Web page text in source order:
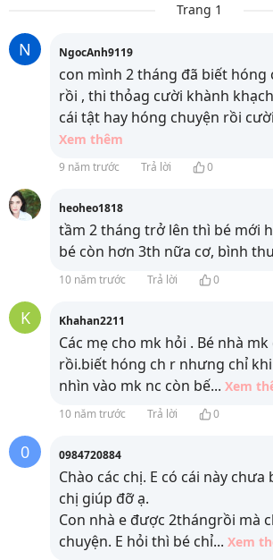
Trang 1
N NgocAnh9119
con mình 2 tháng đã biết hóng
rồi , thi thỏag cười khành
cái tật hay hóng chuyện rồi
Xem thêm
9 năm trước Trả lời 0
heoheo1818
tầm 2 tháng trở lên thì bé mới
bé còn hơn 3th nữa cơ, bình
10 năm trước Trả lời 0
K Khahan2211
Các mẹ cho mk hỏi . Bé nhà
rồi.biết hóng ch r nhưng chỉ
nhìn vào mk nc còn bế... Xem
10 năm trước Trả lời 0
0 0984720884
Chào các chị. E có cái này
chị giúp đỡ ạ.
Con nhà e được 2thángrồi mà
chuyện. E hỏi thì bé chỉ... Xem